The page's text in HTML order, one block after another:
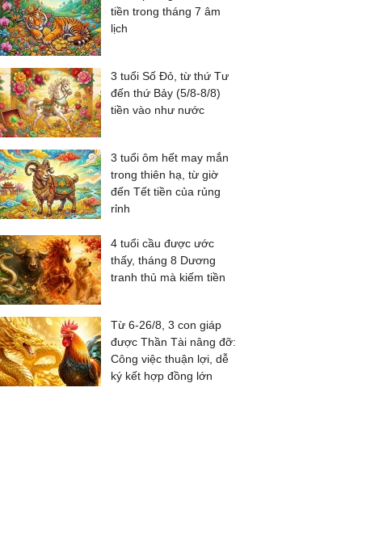
tiền trong tháng 7 âm
lịch
3 tuổi Số Đỏ, từ thứ Tư
đến thứ Bảy (5/8-8/8)
tiền vào như nước
3 tuổi ôm hết may mắn
trong thiên hạ, từ giờ
đến Tết tiền của rủng
rỉnh
4 tuổi cầu được ước
thấy, tháng 8 Dương
tranh thủ mà kiếm tiền
Từ 6-26/8, 3 con giáp
được Thần Tài nâng đỡ:
Công việc thuận lợi, dễ
ký kết hợp đồng lớn